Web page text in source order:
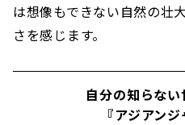
は想像もできない自然の壮
さを感じます。
自分の知らな
『アジアン